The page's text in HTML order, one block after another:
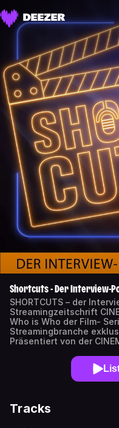
Shortcuts - Der Interview-
SHORTCUTS – der
Streamingzeitschrift
Who is Who der Film-
Streamingbranche
Präsentiert von der
Tracks